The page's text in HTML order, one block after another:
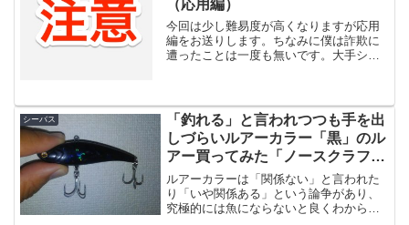
（応用編）
今回は少し難易度が高くなりますが応用
編をお送りします。ちなみに僕は詐欺に
遭ったことは一度も無いです。大手ショ
きます。その１ ドメイン...
シーバス
「釣れる」と言われつつも手を出
しづらいルアーカラー「黒」のル
アー買ってみた「ノースクラフト
BT-VIB」
ルアーカラーは「関係ない」と言われた
り「いや関係ある」という論争があり、
究極的には魚にならないと良くわからな